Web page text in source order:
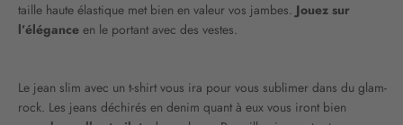
taille haute élastique met bien en valeur vos jambes. Jouez sur
l’élégance en le portant avec des vestes.
Le jean slim avec un t-shirt vous ira pour vous sublimer dans du glam-
rock. Les jeans déchirés en denim quant à eux vous iront bien